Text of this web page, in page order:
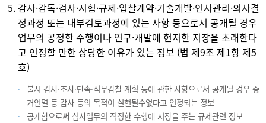
감사·감독·검사·시험·규제·입찰계약·기술개발·인사관리·의사결
정과정 또는 내부검토과정에 있는 사항 등으로서 공개될 경우
업무의 공정한 수행이나 연구·개발에 현저한 지장을 초래한다
고 인정할 만한 상당한 이유가 있는 정보 (법 제9조 제1항 제5
호)
불시 감사·조사·단속·직무감찰 계획 등에 관한 사항으로서 공개될 경우 증
거인멸 등 감사 등의 목적이 실현될수없다고 인정되는 정보
공개함으로써 심사업무의 적정한 수행에 지장을 주는 규제관련 정보